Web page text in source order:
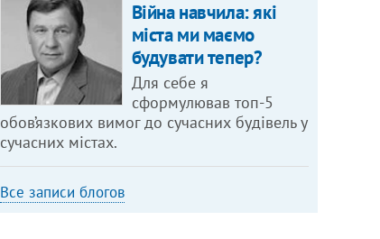
Війна навчила: які
міста ми маємо
будувати тепер?
Для себе я
сформулював топ-5
обов’язкових вимог до сучасних будівель у
сучасних містах.
Все записи блогов